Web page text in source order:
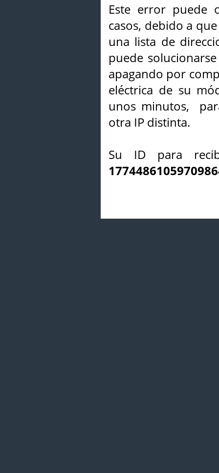
Este error puede
casos, debido a
una lista de
puede
apagando por
eléctrica de su
unos minutos,
otra IP distinta.
Su ID para